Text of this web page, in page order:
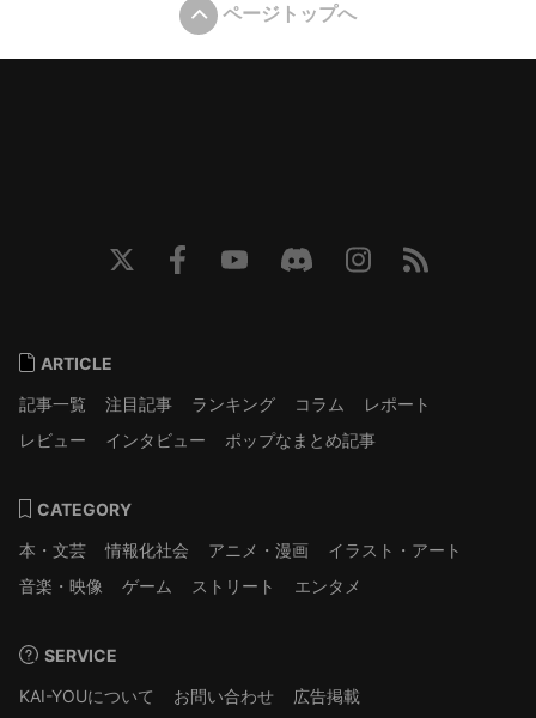
ページトップへ
ARTICLE
記事一覧
注目記事 ランキング コラム
レポート
レビュー
インタビュー ポップなまとめ記事
CATEGORY
本・文芸
情報化社会 アニメ・漫画
イラスト・アート
音楽・映像
ゲーム ストリート エンタメ
SERVICE
KAI-YOUについて
お問い合わせ
広告掲載